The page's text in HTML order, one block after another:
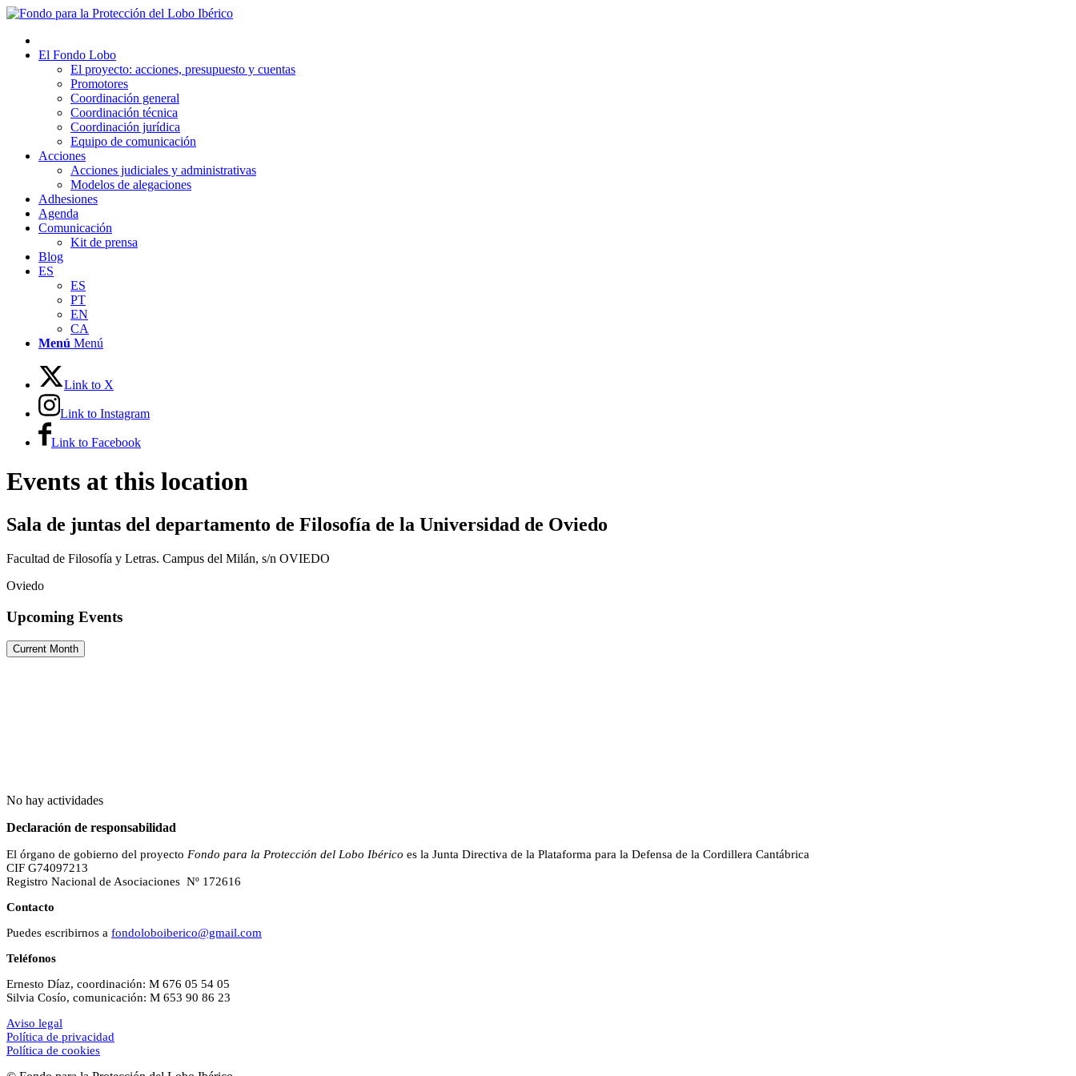
El Fondo Lobo
El proyecto: acciones, presupuesto y cuentas
Promotores
Coordinación general
Coordinación técnica
Coordinación jurídica
Equipo de comunicación
Acciones
Acciones judiciales y administrativas
Modelos de alegaciones
Adhesiones
Agenda
Comunicación
Kit de prensa
Blog
ES
ES
PT
EN
CA
Menú Menú
Link to X
Link to Instagram
Link to Facebook
Events at this location
Sala de juntas del departamento de Filosofía de la Universidad de Oviedo
Facultad de Filosofía y Letras. Campus del Milán, s/n OVIEDO
Oviedo
Upcoming Events
Current Month
No hay actividades
Declaración de responsabilidad
El órgano de gobierno del proyecto Fondo para la Protección del Lobo Ibérico es la Junta Directiva de la Plataforma para la Defensa de la Cordillera Cantábrica
CIF G74097213
Registro Nacional de Asociaciones Nº 172616
Contacto
Puedes escribirnos a fondoloboiberico@gmail.com
Teléfonos
Ernesto Díaz, coordinación: M 676 05 54 05
Silvia Cosío, comunicación: M 653 90 86 23
Aviso legal
Política de privacidad
Política de cookies